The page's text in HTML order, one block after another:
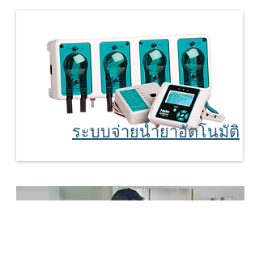
ระบบจ่ายน้ำยาอัตโนมัติ